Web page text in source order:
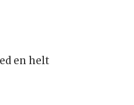
en helt